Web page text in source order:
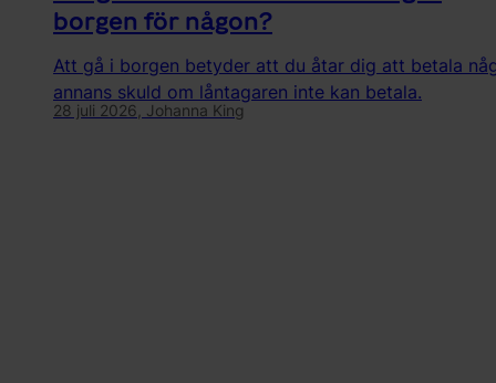
borgen för någon?
Att gå i borgen betyder att du åtar dig att betala
annans skuld om låntagaren inte kan betala.
28 juli 2026, Johanna King